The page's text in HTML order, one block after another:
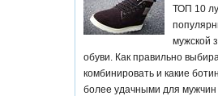
ТОП 10
мужской
обуви. Как правильно
комбинировать и какие
более удачными для